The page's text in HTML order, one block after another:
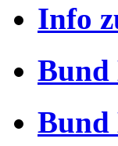
Info
Bund
Bund